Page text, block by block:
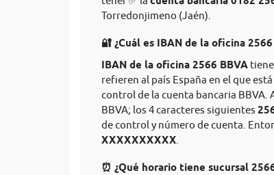
Torredonjimeno (Jaén).
🔐 ¿Cuál es IBAN de la oficina 2566
IBAN de la oficina 2566 BBVA
refieren al país España en el que
control de la cuenta bancaria BBVA.
BBVA; los 4 caracteres siguientes
de control y número de cuenta.
XXXXXXXXXX
⏰ ¿Qué horario tiene sucursal